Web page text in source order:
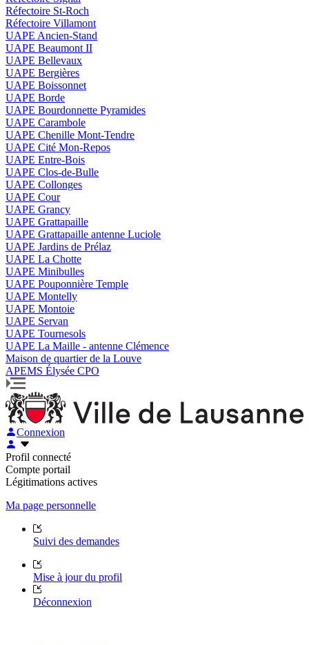
Réfectoire St-Roch
Réfectoire Villamont
UAPE Ancien-Stand
UAPE Beaumont II
UAPE Bellevaux
UAPE Bergières
UAPE Boissonnet
UAPE Borde
UAPE Bourdonnette Pyramides
UAPE Carambole
UAPE Chenille Mont-Tendre
UAPE Cité Mon-Repos
UAPE Entre-Bois
UAPE Clos-de-Bulle
UAPE Collonges
UAPE Cour
UAPE Grancy
UAPE Grattapaille
UAPE Grattapaille antenne Luciole
UAPE Jardins de Prélaz
UAPE La Chotte
UAPE Minibulles
UAPE Pouponnière Temple
UAPE Montelly
UAPE Montoie
UAPE Servan
UAPE Tournesols
UAPE La Maille - antenne Clémence
Maison de quartier de la Louve
APEMS Élysée CPO
Connexion
Profil connecté
Compte portail
Légitimations actives
Ma page personnelle
Suivi des demandes
Mise à jour du profil
Déconnexion